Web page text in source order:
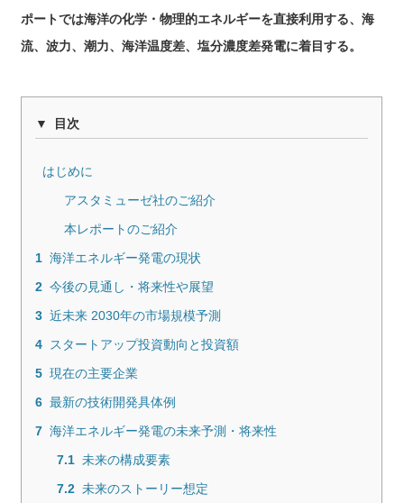
ポートでは海洋の化学・物理的エネルギーを直接利用する、海
流、波力、潮力、海洋温度差、塩分濃度差発電に着目する。
目次
はじめに
アスタミューゼ社のご紹介
本レポートのご紹介
1 海洋エネルギー発電の現状
2 今後の見通し・将来性や展望
3 近未来 2030年の市場規模予測
4
スタートアップ投資動向と投資額
5 現在の主要企業
6 最新の技術開発具体例
7 海洋エネルギー発電の未来予測・将来性
7.1 未来の構成要素
7.2 未来のストーリー想定